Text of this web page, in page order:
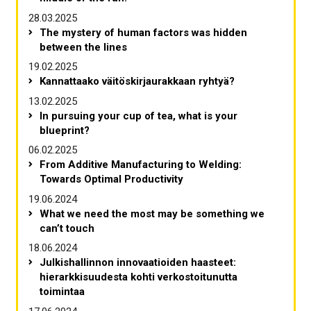
28.03.2025
The mystery of human factors was hidden
between the lines
19.02.2025
Kannattaako väitöskirjaurakkaan ryhtyä?
13.02.2025
In pursuing your cup of tea, what is your
blueprint?
06.02.2025
From Additive Manufacturing to Welding:
Towards Optimal Productivity
19.06.2024
What we need the most may be something we
can’t touch
18.06.2024
Julkishallinnon innovaatioiden haasteet:
hierarkkisuudesta kohti verkostoitunutta
toimintaa